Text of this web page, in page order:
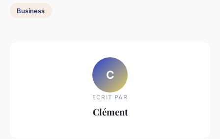
Business
C
ECRIT PAR
Clément